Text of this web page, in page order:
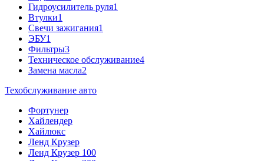
Гидроусилитель руля1
Втулки1
Свечи зажигания1
ЭБУ1
Фильтры3
Техническое обслуживание4
Замена масла2
Техобслуживание авто
Фортунер
Хайлендер
Хайлюкс
Ленд Крузер
Ленд Крузер 100